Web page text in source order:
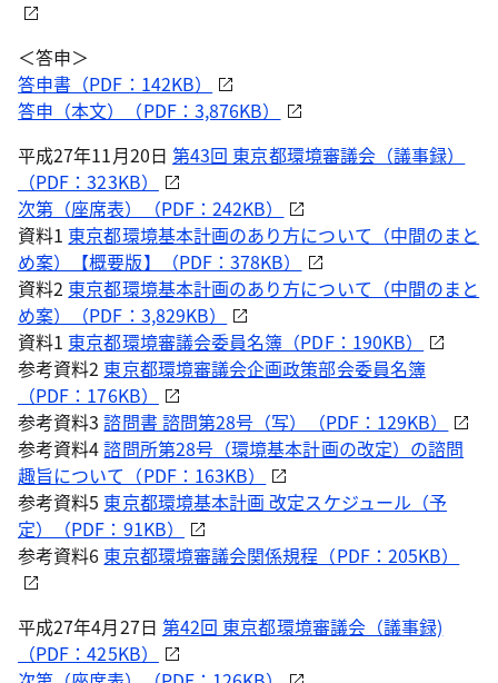
＜答申＞
答申書（PDF：142KB）
答申（本文）（PDF：3,876KB）
平成27年11月20日 第43回 東京都環境審議会（議事録）
（PDF：323KB）
次第（座席表）（PDF：242KB）
資料1 東京都環境基本計画のあり方について（中間のまと
め案）【概要版】（PDF：378KB）
資料2 東京都環境基本計画のあり方について（中間のまと
め案）（PDF：3,829KB）
資料1 東京都環境審議会委員名簿（PDF：190KB）
参考資料2 東京都環境審議会企画政策部会委員名簿
（PDF：176KB）
参考資料3諮問書 諮問第28号（写）（PDF：129KB）
参考資料4諮問所第28号（環境基本計画の改定）の諮問
趣旨について（PDF：163KB）
参考資料5 東京都環境基本計画 改定スケジュール（予
定）（PDF：91KB）
参考資料6 東京都環境審議会関係規程（PDF：205KB）
平成27年4月27日 第42回 東京都環境審議会（議事録)
（PDF：425KB）